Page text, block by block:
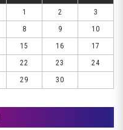
1
2
3
8 9
10
15 16
17
22 23
24
29 30